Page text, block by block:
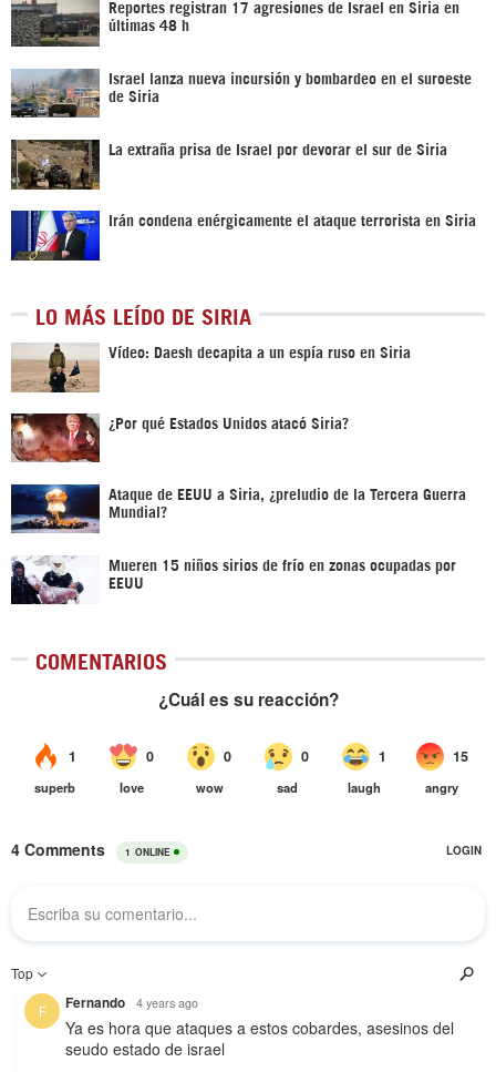
Reportes registran 17 agresiones de Israel en Siria en
últimas 48 h
Israel lanza nueva incursión y bombardeo en el suroeste
de Siria
La extraña prisa de Israel por devorar el sur de Siria
Irán condena enérgicamente el ataque terrorista en Siria
LO MÁS LEÍDO DE SIRIA
Vídeo: Daesh decapita a un espía ruso en Siria
¿Por qué Estados Unidos atacó Siria?
Ataque de EEUU a Siria, ¿preludio de la Tercera Guerra
Mundial?
Mueren 15 niños sirios de frío en zonas ocupadas por
EEUU
COMENTARIOS